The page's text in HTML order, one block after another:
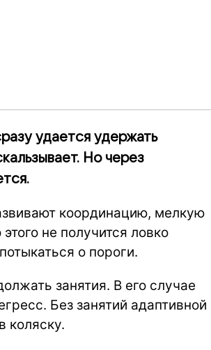
удается удержать
Но через
координацию, мелкую
не получится ловко
о пороги.
занятия. В его случае
Без занятий адаптивной
коляску.